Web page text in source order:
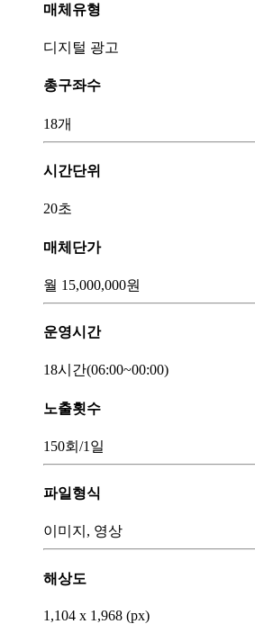
매체유형
디지털 광고
총구좌수
18개
시간단위
20초
매체단가
월 15,000,000원
운영시간
18시간(06:00~00:00)
노출횟수
150회 /1일
파일형식
이미지, 영상
해상도
1,104 x 1,968 (px)